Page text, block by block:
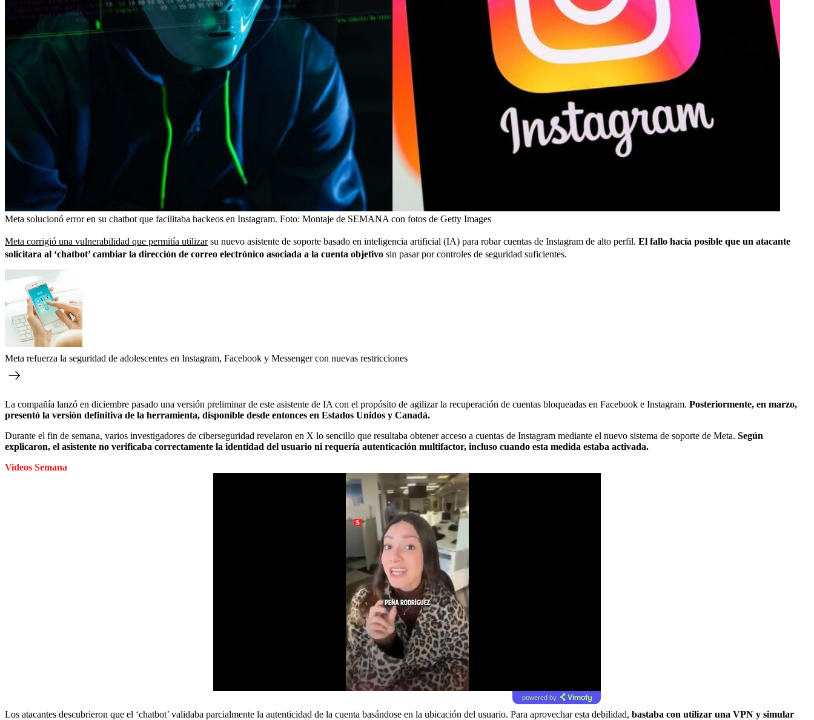
Meta solucionó error en su chatbot que facilitaba hackeos en Instagram. Foto: Montaje de SEMANA con fotos de Getty Images
Meta corrigió una vulnerabilidad que permitía utilizarsu nuevo asistente de soporte basado en inteligencia artificial (IA) para robar cuentas de Instagram de alto perfil. El fallo hacía posible que un atacante
solicitara al ‘chatbot’ cambiar la dirección de correo electrónico asociada a la cuenta objetivo sin pasar por controles de seguridad suficientes.
Meta refuerza la seguridad de adolescentes en Instagram, Facebook y Messenger con nuevas restricciones
La compañía lanzó en diciembre pasado una versión preliminar de este asistente de IA con el propósito de agilizar la recuperación de cuentas bloqueadas en Facebook e Instagram. Posteriormente, en marzo,
presentó la versión definitiva de la herramienta, disponible desde entonces en Estados Unidos y Canadá.
Durante el fin de semana, varios investigadores de ciberseguridad revelaron en X lo sencillo que resultaba obtener acceso a cuentas de Instagram mediante el nuevo sistema de soporte de Meta. Según
explicaron, el asistente no verificaba correctamente la identidad del usuario ni requería autenticación multifactor, incluso cuando esta medida estaba activada.
Videos Semana
powered by
Los atacantes descubrieron que el ‘chatbot’ validaba parcialmente la autenticidad de la cuenta basándose en la ubicación del usuario. Para aprovechar esta debilidad, bastaba con utilizar una VPN y simular